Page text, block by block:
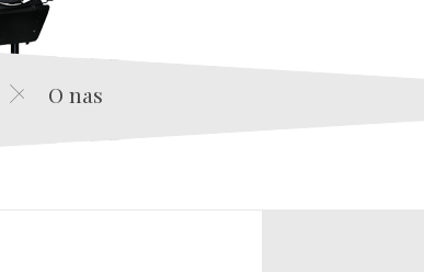
O nas